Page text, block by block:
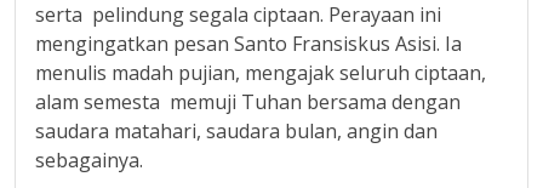
serta pelindung segala ciptaan. Perayaan ini
mengingatkan pesan Santo Fransiskus Asisi. Ia
menulis madah pujian, mengajak seluruh ciptaan,
alam semesta memuji Tuhan bersama dengan
saudara matahari, saudara bulan, angin dan
sebagainya.